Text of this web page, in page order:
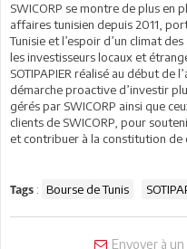
SWICORP se montre de plus en
affaires tunisien depuis 2011,
Tunisie et l’espoir d’un climat
les investisseurs locaux et
SOTIPAPIER réalisé au début de
démarche proactive d’investir
gérés par SWICORP ainsi que
clients de SWICORP, pour
et contribuer à la constitution de
Tags : Bourse de Tunis
Envoyer à un